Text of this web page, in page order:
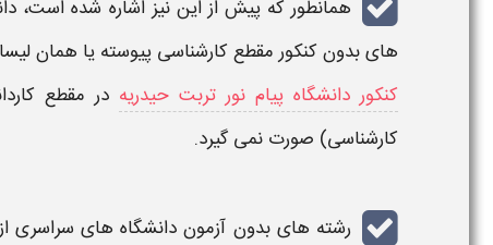
همانطور که پیش از این نیز اشاره شده است،
های بدون کنکورمقطع کارشناسی پیوسته یا همان
کنکور دانشگاه پیام نور تربت حیدریه در مقطع
کارشناسی) صورت نمی گیرد.
رشته های بدون آزمون دانشگاه های سراسری